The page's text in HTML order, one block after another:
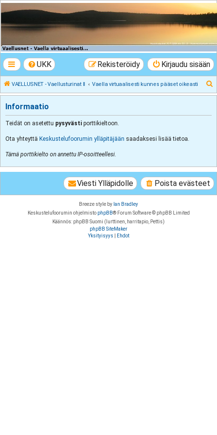
VAELLUSNET -
Vaellusturinat II
UKK Kirjaudu sisään
Rekisteröidy
VAELLUSNET - Vaellusturinat II Vaella virtuaalisesti kunnes pääset oikeasti
t
Informaatio
Teidät on asetettu pysyvästi porttikieltoon.
Ota yhteyttä Keskustelufoorumin ylläpitäjään saadaksesi lisää tietoa.
Tämä porttikielto on annettu IP-osoitteellesi.
Poista evästeet
Viesti Ylläpidolle
Breeze style by Ian Bradley
Keskustelufoorumin ohjelmisto phpBB® Forum Software © phpBB Limited
Käännös: phpBB Suomi (lurttinen, harritapio, Pettis)
phpBB SiteMaker
Yksityisyys
Ehdot